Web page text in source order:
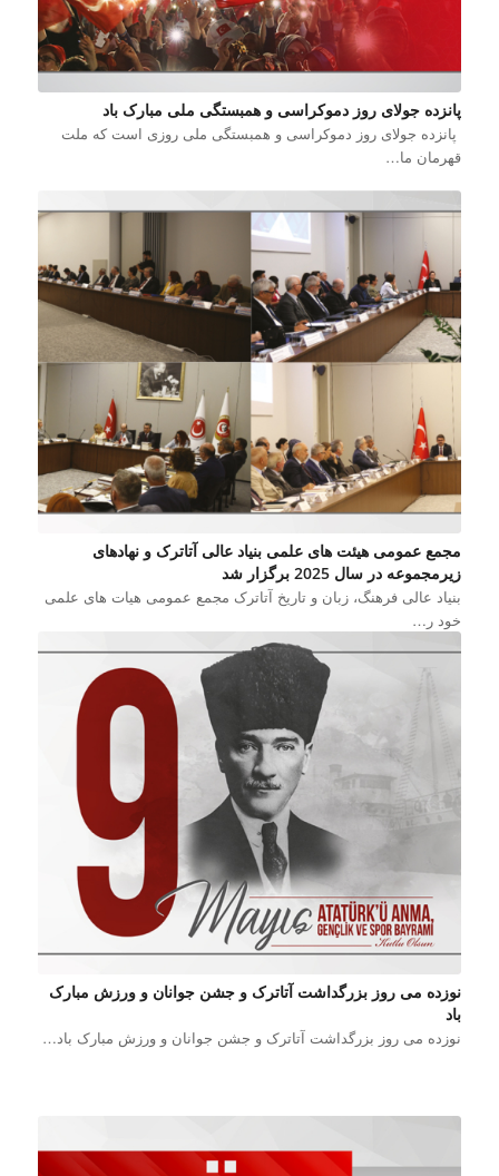
پانزده جولای روز دموکراسی و همبستگی ملی مبارک باد
پانزده جولای روز دموکراسی و همبستگی ملی روزی است که ملت
قهرمان ما…
مجمع عمومی هیئت های علمی بنیاد عالی آتاترک و نهادهای
زیرمجموعه در سال 2025 برگزار شد
بنیاد عالی فرهنگ، زبان و تاریخ آتاترک مجمع عمومی هیات های علمی
خود ر…
نوزده می روز بزرگداشت آتاترک و جشن جوانان و ورزش مبارک
باد
نوزده می روز بزرگداشت آتاترک و جشن جوانان و ورزش مبارک باد…